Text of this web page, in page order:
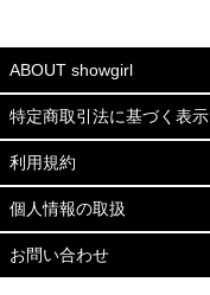
ABOUT showgirl
特定商取引法に基づく表示
利用規約
個人情報の取扱
お問い合わせ